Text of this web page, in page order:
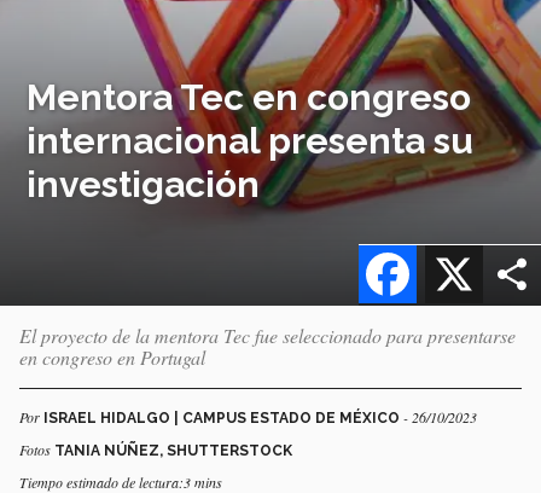
Mentora Tec en congreso
internacional presenta su
investigación
X
Facebook
El proyecto de la mentora Tec fue seleccionado para presentarse
en congreso en Portugal
Por ISRAEL HIDALGO | CAMPUS ESTADO DE MÉXICO - 26/10/2023
Fotos TANIA NÚÑEZ, SHUTTERSTOCK
Tiempo estimado de lectura:3 mins